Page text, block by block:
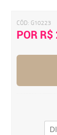
CÓD: G10223
POR